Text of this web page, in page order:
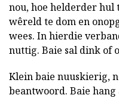
nou, hoe helderder hul
wêreld te dom en
wees. In hierdie
nuttig. Baie sal dink of
Klein baie nuuskierig,
beantwoord. Baie